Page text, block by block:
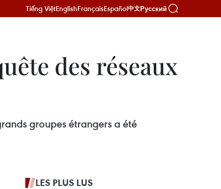
Tiếng ViệtEnglishFrançaisEspañol中文Русский
des réseaux
groupes étrangers a été
LES PLUS LUS